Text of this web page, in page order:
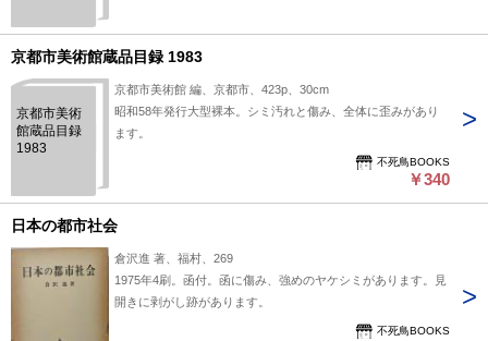
京都市美術館蔵品目録 1983
京都市美術
館蔵品目録
1983
京都市美術館 編、京都市、423p、30cm
昭和58年発行大型裸本。シミ汚れと傷み、全体に歪みがあり
ます。
不死鳥BOOKS
￥340
日本の都市社会
倉沢進 著、福村、269
1975年4刷。函付。函に傷み、強めのヤケシミがあります。見
開きに剥がし跡があります。
不死鳥BOOKS